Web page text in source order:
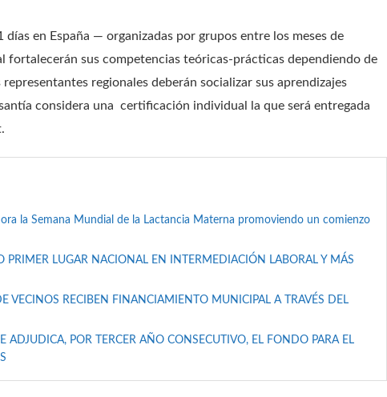
en España — organizadas por grupos entre los meses de
sus competencias teóricas-prácticas dependiendo de
regionales deberán socializar sus aprendizajes
considera una certificación individual la que será entregada
la Semana Mundial de la Lactancia Materna promoviendo un comienzo
PRIMER LUGAR NACIONAL EN INTERMEDIACIÓN LABORAL Y MÁS
VECINOS RECIBEN FINANCIAMIENTO MUNICIPAL A TRAVÉS DEL
POR TERCER AÑO CONSECUTIVO, EL FONDO PARA EL